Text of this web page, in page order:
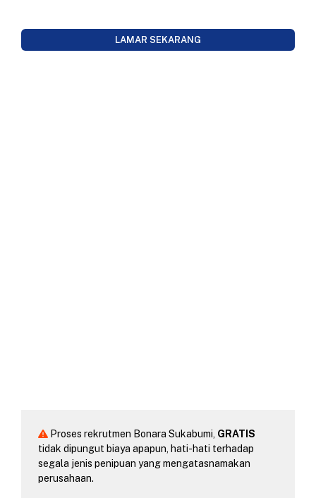
LAMAR SEKARANG
Proses rekrutmen Bonara Sukabumi, GRATIS
tidak dipungut biaya apapun, hati-hati terhadap
segala jenis penipuan yang mengatasnamakan
perusahaan.